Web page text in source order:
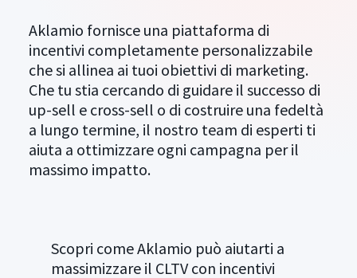
Aklamio fornisce una piattaforma di
incentivi completamente personalizzabile
che si allinea ai tuoi obiettivi di marketing.
Che tu stia cercando di guidare il successo di
up-sell e cross-sell o di costruire una fedeltà
a lungo termine, il nostro team di esperti ti
aiuta a ottimizzare ogni campagna per il
massimo impatto.
Scopri come Aklamio può aiutarti a
massimizzare il CLTV con incentivi